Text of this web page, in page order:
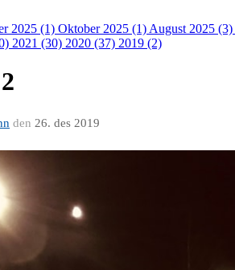
2025 (1) Oktober 2025 (1) August 2025 (3)
2021 (30) 2020 (37) 2019 (2)
den 26. des 2019